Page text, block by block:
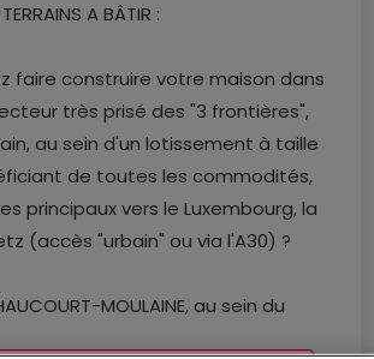
A BÂTIR :
faire construire votre maison dans
très prisé des "3 frontières",
au sein d'un lotissement à taille
de toutes les commodités,
principaux vers le Luxembourg, la
(accès "urbain" ou via l'A30) ?
MOULAINE, au sein du